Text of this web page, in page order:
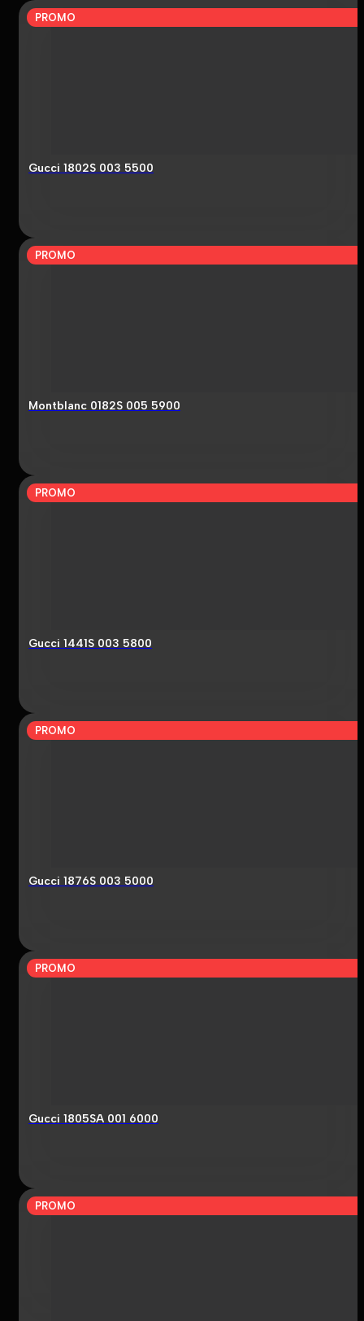
PROMO
Gucci 1802S 003 5500
PROMO
Montblanc 0182S 005 5900
PROMO
Gucci 1441S 003 5800
PROMO
Gucci 1876S 003 5000
PROMO
Gucci 1805SA 001 6000
PROMO